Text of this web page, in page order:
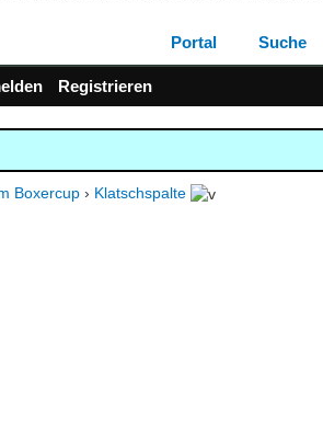
Portal Suche
Registrieren
Boxercup › Klatschspalte